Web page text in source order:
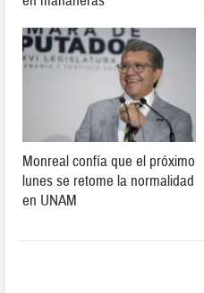
Monreal confía que el próximo
lunes se retome la normalidad
en UNAM